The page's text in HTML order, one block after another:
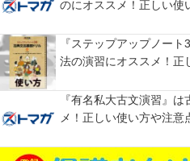
のにオススメ！正しい使
『ステップアップノー
法の演習にオススメ！正
『有名私大古文演習』
メ！正しい使い方や注意